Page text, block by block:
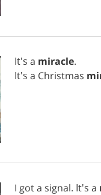
It's a miracle.
It's a Christmas
I gota signal. It's a